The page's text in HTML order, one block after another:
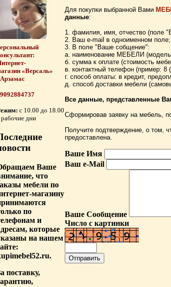
«Версаль»
с 10.00 до 18.00
рабочие дни
Ваше
что
мебели по
магазину
по
и
которые
на нашем
поставку,
Для покупки выбранной Вами
данные:
1. фамилия, имя, отчество (поле
2. Ваш e-mail в одноименном поле;
3. В поле "Ваше собщение":
а. наименование МЕБЕЛИ
б. сумма к оплате (стоимость
в. контактный телефон (пример: 8
г. способ оплаты: в кредит,
д. способ доставки мебели
Все данные, представленные
Сформировав заявку на мебель,
Получите подтверждение, о том,
предоставлена.
Ваше Имя
Ваш e-Mail
Ваше Сообщение
Число с картинки